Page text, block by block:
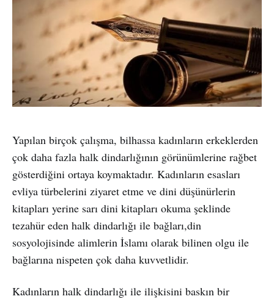
Yapılan birçok çalışma, bilhassa kadınların erkeklerden
çok daha fazla halk dindarlığının görünümlerine rağbet
gösterdiğini ortaya koymaktadır. Kadınların esasları
evliya türbelerini ziyaret etme ve dini düşünürlerin
kitapları yerine sarı dini kitapları okuma şeklinde
tezahür eden halk dindarlığı ile bağları,din
sosyolojisinde alimlerin İslamı olarak bilinen olgu ile
bağlarına nispeten çok daha kuvvetlidir.
Kadınların halk dindarlığı ile ilişkisini baskın bir